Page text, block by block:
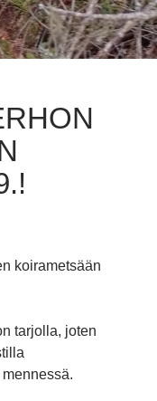
koirametsään
tarjolla, joten